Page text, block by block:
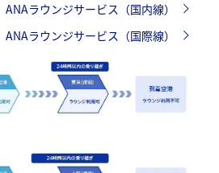
ANAラウンジサービス（国内線）
ANAラウンジサービス（国際線）